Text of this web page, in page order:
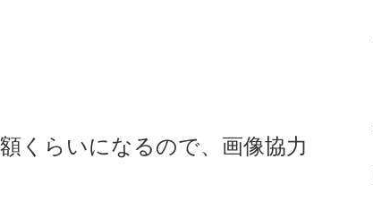
くらいになるので、画像協力